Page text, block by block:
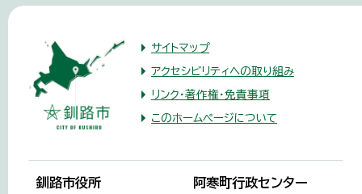
サイトマップ
アクセシビリティへの取り組み
リンク・著作権・免責事項
このホームページについて
釧路市役所 阿寒町行政センター